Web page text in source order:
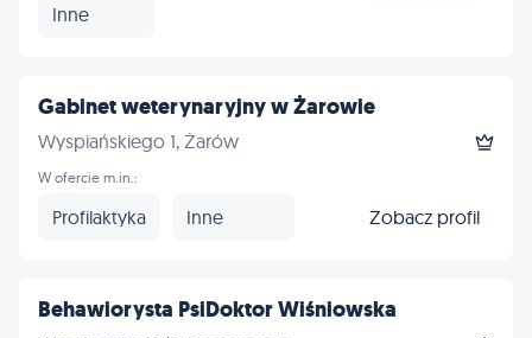
Inne
Gabinet weterynaryjny w Żarowie
Wyspiańskiego 1, Żarów
W ofercie m.in.:
Profilaktyka Inne Zobacz profil
Behawiorysta PsiDoktor Wiśniowska